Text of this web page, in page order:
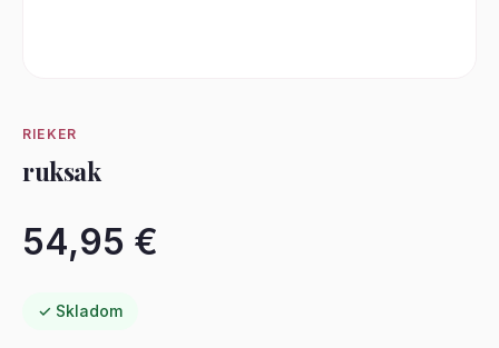
RIEKER
ruksak
54,95 €
✓ Skladom